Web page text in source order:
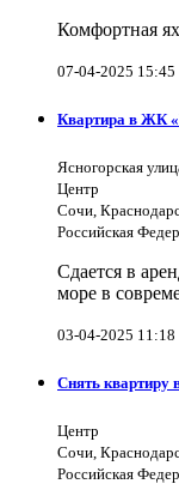
Комфортная
07-04-2025 15:45
Квартира в ЖК
Ясногорская
Центр
Сочи,
Российская
Сдается в
море в
03-04-2025 11:18
Снять квартиру
Центр
Сочи,
Российская